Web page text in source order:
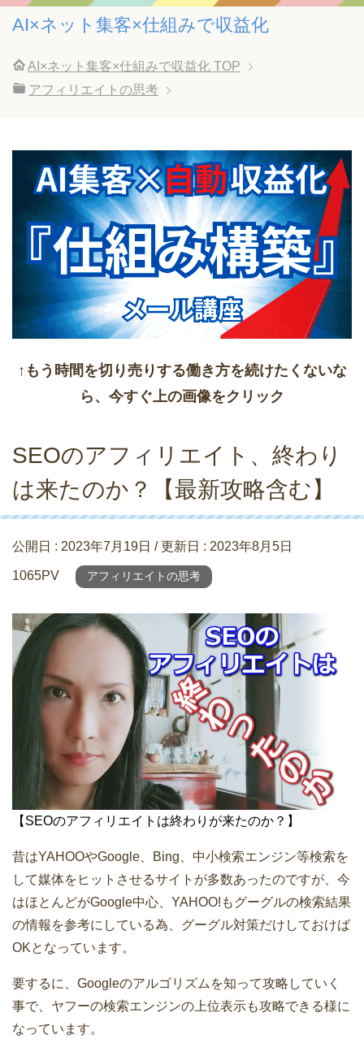
AI×ネット集客×仕組みで収益化
AI×ネット集客×仕組みで収益化 TOP
アフィリエイトの思考
↑もう時間を切り売りする働き方を続けたくないな
ら、今すぐ上の画像をクリック
SEOのアフィリエイト、終わり
は来たのか？【最新攻略含む】
公開日 : 2023年7月19日 / 更新日 : 2023年8月5日
1065PV アフィリエイトの思考
【SEOのアフィリエイトは終わりが来たのか？】
昔はYAHOOやGoogle、Bing、中小検索エンジン等検索を
して媒体をヒットさせるサイトが多数あったのですが、今
はほとんどがGoogle中心、YAHOO!もグーグルの検索結果
の情報を参考にしている為、グーグル対策だけしておけば
OKとなっています。
要するに、Googleのアルゴリズムを知って攻略していく
事で、ヤフーの検索エンジンの上位表示も攻略できる様に
なっています。